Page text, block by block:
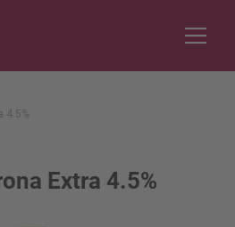
4.5%
Extra 4.5%